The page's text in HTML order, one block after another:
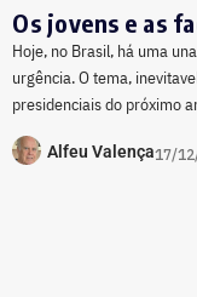
Os jovens e as
Hoje, no Brasil, há uma
urgência. O tema,
presidenciais do próximo
Alfeu Valença17/